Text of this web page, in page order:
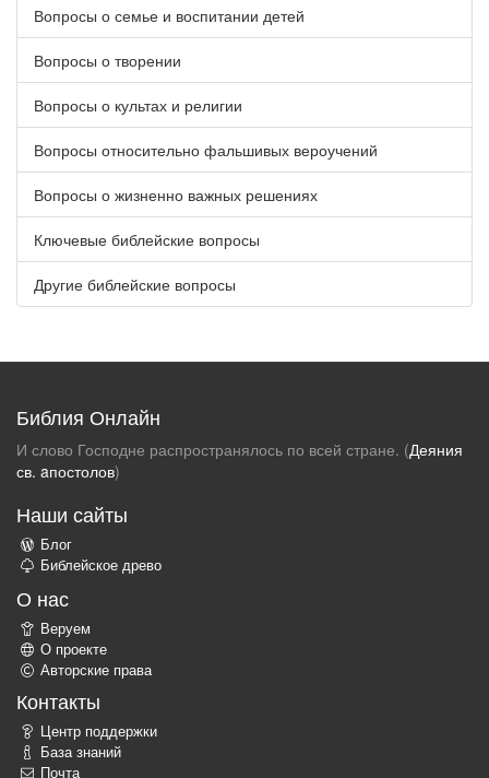
Вопросы о семье и воспитании детей
Вопросы о творении
Вопросы о культах и религии
Вопросы относительно фальшивых вероучений
Вопросы о жизненно важных решениях
Ключевые библейские вопросы
Другие библейские вопросы
Библия Онлайн
И слово Господне распространялось по всей стране. (Деяния
св. aпостолов)
Наши сайты
Блог
Библейское древо
О нас
Веруем
О проекте
Авторские права
Контакты
Центр поддержки
База знаний
Почта